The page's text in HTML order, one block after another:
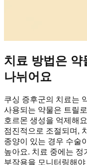
치료 방법은 약
나뉘어요
쿠싱 증후군의 치료는
사용되는 약물은 트릴
호르몬 생성을 억제해
점진적으로 조절되며,
종양이 있는 경우 수술
높아요. 치료 중에는
부작용을 모니터링해